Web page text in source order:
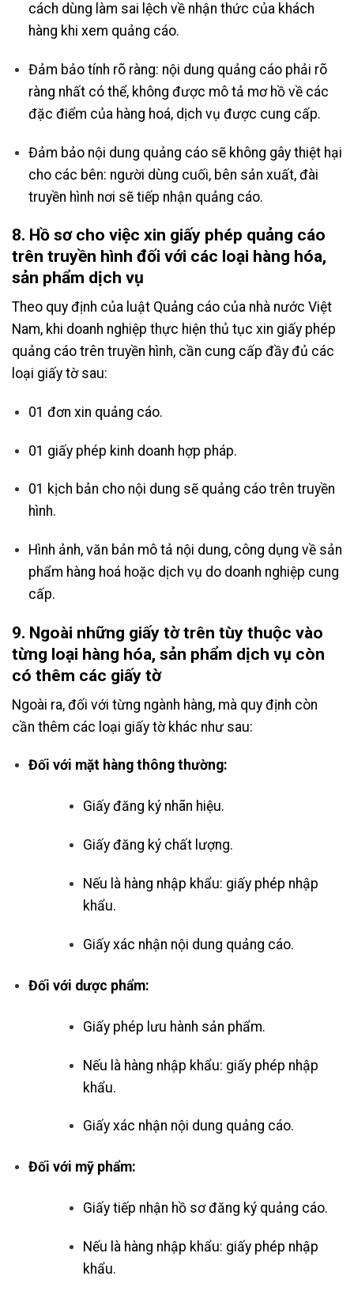
cách dùng làm sai lệch về nhận thức của khách
hàng khi xem quảng cáo.
Đảm bảo tính rõ ràng: nội dung quảng cáo phải rõ
ràng nhất có thể, không được mô tả mơ hồ về các
đặc điểm của hàng hoá, dịch vụ được cung cấp.
Đảm bảo nội dung quảng cáo sẽ không gây thiệt hại
cho các bên: người dùng cuối, bên sản xuất, đài
truyền hình nơi sẽ tiếp nhận quảng cáo.
8. Hồ sơ cho việc xin giấy phép quảng cáo
trên truyền hình đối với các loại hàng hóa,
sản phẩm dịch vụ
Theo quy định của luật Quảng cáo của nhà nước Việt
Nam, khi doanh nghiệp thực hiện thủ tục xin giấy phép
quảng cáo trên truyền hình, cần cung cấp đầy đủ các
loại giấy tờ sau:
01 đơn xin quảng cáo.
01 giấy phép kinh doanh hợp pháp.
01 kịch bản cho nội dung sẽ quảng cáo trên truyền
hình.
Hình ảnh, văn bản mô tả nội dung, công dụng về sản
phẩm hàng hoá hoặc dịch vụ do doanh nghiệp cung
cấp.
9. Ngoài những giấy tờ trên tùy thuộc vào
từng loại hàng hóa, sản phẩm dịch vụ còn
có thêm các giấy tờ
Ngoài ra, đối với từng ngành hàng, mà quy định còn
cần thêm các loại giấy tờ khác như sau:
Đối với mặt hàng thông thường:
Giấy đăng ký nhãn hiệu.
Giấy đăng ký chất lượng.
Nếu là hàng nhập khẩu: giấy phép nhập
khẩu.
Giấy xác nhận nội dung quảng cáo.
Đối với dược phẩm:
Giấy phép lưu hành sản phẩm.
Nếu là hàng nhập khẩu: giấy phép nhập
khẩu.
Giấy xác nhận nội dung quảng cáo.
Đối với mỹ phẩm:
Giấy tiếp nhận hồ sơ đăng ký quảng cáo.
Nếu là hàng nhập khẩu: giấy phép nhập
khẩu.